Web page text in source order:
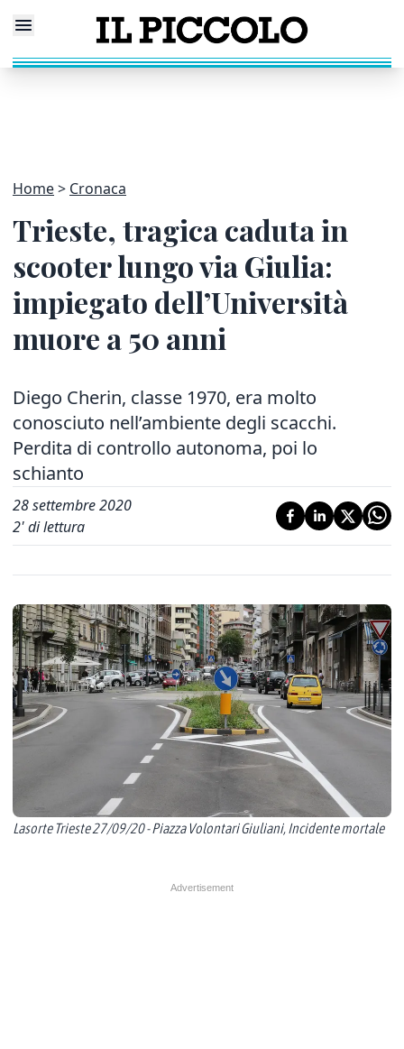
Home Cronaca
Trieste, tragica caduta in
scooter lungo via Giulia:
impiegato dell’Università
muore a 50 anni
Diego Cherin, classe 1970, era molto
conosciuto nell’ambiente degli scacchi.
Perdita di controllo autonoma, poi lo
schianto
28 settembre 2020
2' di lettura
Lasorte Trieste 27/09/20 - Piazza Volontari Giuliani, Incidente mortale